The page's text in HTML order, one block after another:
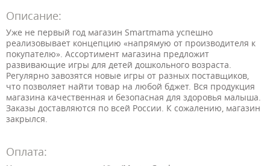
Описание:
Уже не первый год магазин Smartmama успешно
реализовывает концепцию «напрямую от производителя к
покупателю». Ассортимент магазина предложит
развивающие игры для детей дошкольного возраста.
Регулярно завозятся новые игры от разных поставщиков,
что позволяет найти товар на любой бджет. Вся продукция
магазина качественная и безопасная для здоровья малыша.
Заказы доставляются по всей России. К сожалению, магазин
закрылся.
Оплата: